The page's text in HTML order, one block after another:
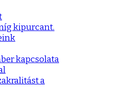
kipurcant.
kapcsolata
a